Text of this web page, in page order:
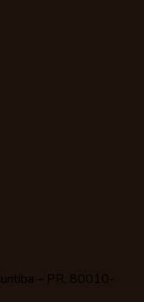
– PR, 80010-